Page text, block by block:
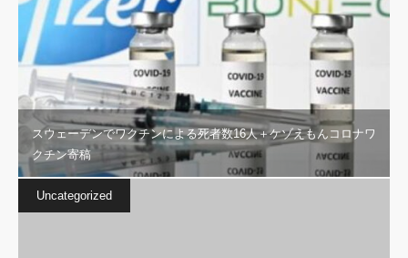
スウェーデンでワクチンによる死者数16人＋ケゾえもんコロナワ
クチン寄稿
Uncategorized